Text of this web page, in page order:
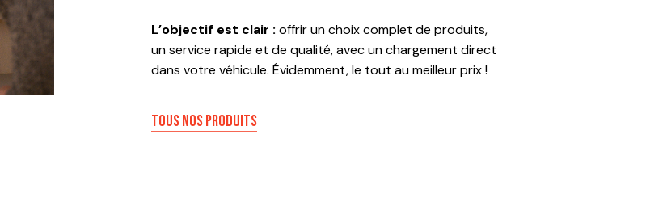
L’objectif est clair : offrir un choix complet de produits,
un service rapide et de qualité, avec un chargement direct
dans votre véhicule. Évidemment, le tout au meilleur prix !
TOUS NOS PRODUITS